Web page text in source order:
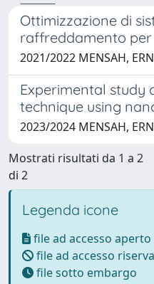
Ottimizzazione di
raffreddamento
2021/2022 MENSAH,
Experimental study
technique using
2023/2024 MENSAH,
Mostrati risultati da 1 a 2
di 2
Legenda icone
file ad accesso aperto
file ad accesso
file sotto embargo